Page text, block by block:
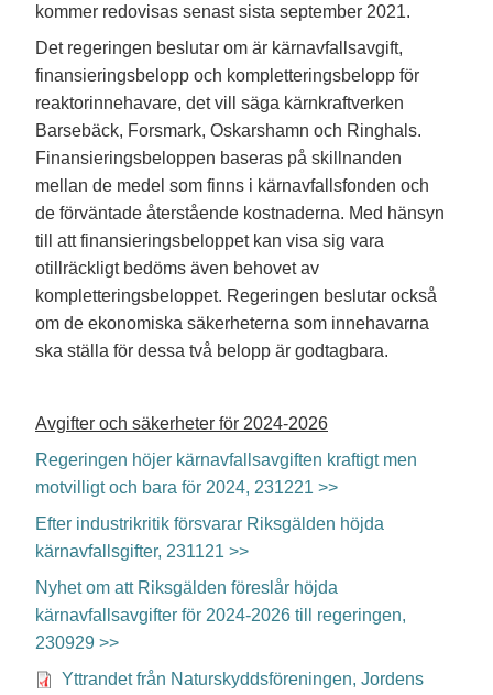
kommer redovisas senast sista september 2021.
Det regeringen beslutar om är kärnavfallsavgift,
finansieringsbelopp och kompletteringsbelopp för
reaktorinnehavare, det vill säga kärnkraftverken
Barsebäck, Forsmark, Oskarshamn och Ringhals.
Finansieringsbeloppen baseras på skillnanden
mellan de medel som finns i kärnavfallsfonden och
de förväntade återstående kostnaderna. Med hänsyn
till att finansieringsbeloppet kan visa sig vara
otillräckligt bedöms även behovet av
kompletteringsbeloppet. Regeringen beslutar också
om de ekonomiska säkerheterna som innehavarna
ska ställa för dessa två belopp är godtagbara.
Avgifter och säkerheter för 2024-2026
Regeringen höjer kärnavfallsavgiften kraftigt men
motvilligt och bara för 2024, 231221 >>
Efter industrikritik försvarar Riksgälden höjda
kärnavfallsgifter, 231121 >>
Nyhet om att Riksgälden föreslår höjda
kärnavfallsavgifter för 2024-2026 till regeringen,
230929 >>
Yttrandet från Naturskyddsföreningen, Jordens